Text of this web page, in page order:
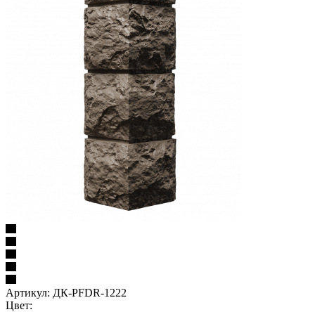
Артикул: ДК-PFDR-1222
Цвет: